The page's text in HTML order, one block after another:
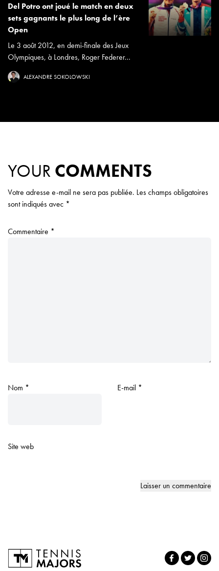
Del Potro ont joué le match en deux
sets gagnants le plus long de l’ère
Open
Le 3 août 2012, en demi-finale des Jeux
Olympiques, à Londres, Roger Federer...
ALEXANDRE SOKOLOWSKI
YOUR COMMENTS
Votre adresse e-mail ne sera pas publiée. Les champs obligatoires
sont indiqués avec *
Commentaire *
Nom * E-mail *
Site web